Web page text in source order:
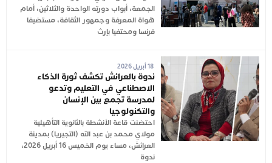
الجمعة، أبواب دورته الواحدة والثلاثين، أمام
هواة المعرفة وجمهور الثقافة، مستضيفا
فرنسا ومحتفيا بإرث
18 أبريل 2026
ندوة بالعرائش تكشف ثورة الذكاء
الاصطناعي في التعليم وتدعو
لمدرسة تجمع بين الإنسان
والتكنولوجيا
احتضنت قاعة الأنشطة بالثانوية التأهيلية
مولاي محمد بن عبد الله (التجيريا) بمدينة
العرائش، مساء يوم الخميس 16 أبريل 2026،
ندوة